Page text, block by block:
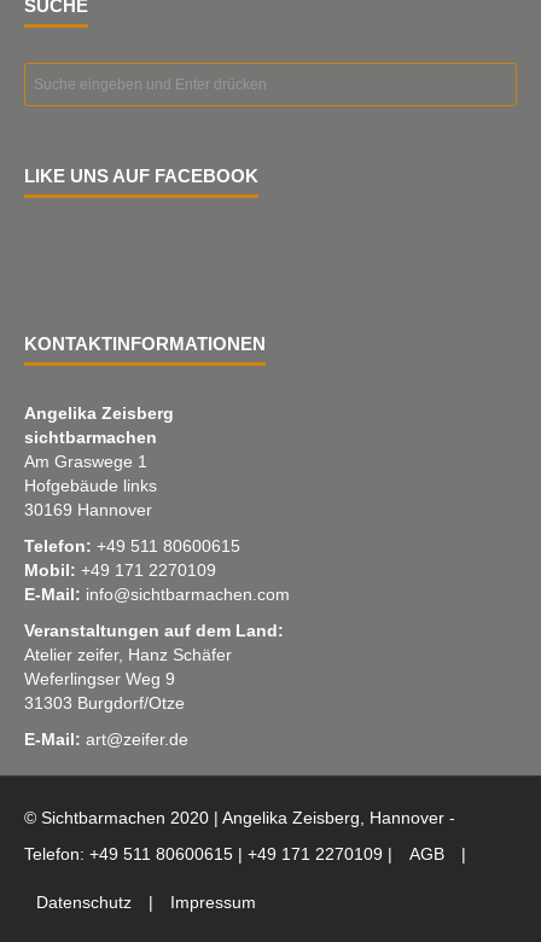
SUCHE
LIKE UNS AUF FACEBOOK
KONTAKTINFORMATIONEN
Angelika Zeisberg
sichtbarmachen
Am Graswege 1
Hofgebäude links
30169 Hannover
Telefon: +49 511 80600615
Mobil: +49 171 2270109
E-Mail: info@sichtbarmachen.com
Veranstaltungen auf dem Land:
Atelier zeifer, Hanz Schäfer
Weferlingser Weg 9
31303 Burgdorf/Otze
E-Mail: art@zeifer.de
© Sichtbarmachen 2020 | Angelika Zeisberg, Hannover -
Telefon: +49 511 80600615 | +49 171 2270109 |
AGB |
Datenschutz | Impressum